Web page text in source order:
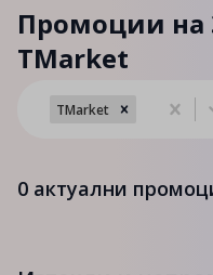
Промоции на
TMarket
TMarket
0 актуални